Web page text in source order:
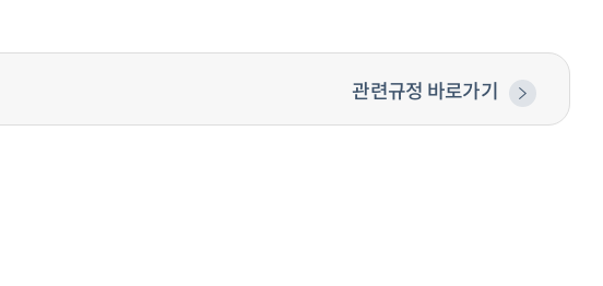
관련규정 바로가기